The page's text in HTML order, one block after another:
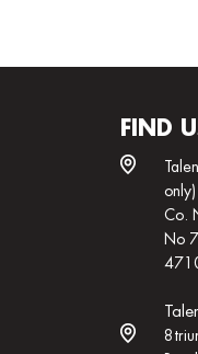
FIND
only)
Co.
No